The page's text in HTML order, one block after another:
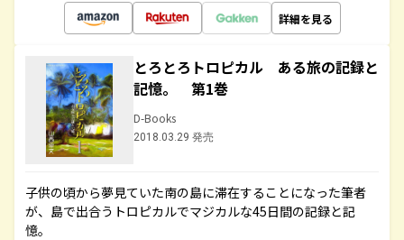
詳細を見る
とろとろトロピカル ある旅の記録と
記憶。 第1巻
D-Books
2018.03.29 発売
子供の頃から夢見ていた南の島に滞在することになった筆者
が、島で出合うトロピカルでマジカルな45日間の記録と記
憶。